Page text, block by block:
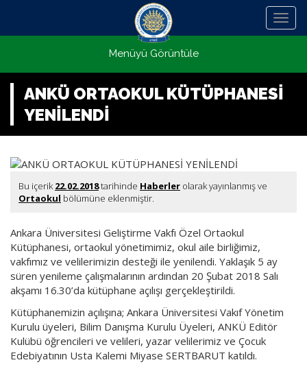
Menü
Menüyü Görüntüle
ANKÜ ORTAOKUL KÜTÜPHANESİ
YENİLENDİ
Bu içerik22.02.2018tarihinde Haberler olarak yayınlanmış ve
Ortaokul bölümüne eklenmiştir.
Ankara Üniversitesi Geliştirme Vakfı Özel Ortaokul
Kütüphanesi, ortaokul yönetimimiz, okul aile birliğimiz,
vakfımız ve velilerimizin desteği ile yenilendi. Yaklaşık 5 ay
süren yenileme çalışmalarının ardından 20 Şubat 2018 Salı
akşamı 16.30’da kütüphane açılışı gerçekleştirildi.
Kütüphanemizin açılışına; Ankara Üniversitesi Vakıf Yönetim
Kurulu üyeleri, Bilim Danışma Kurulu Üyeleri, ANKÜ Editör
Kulübü öğrencileri ve velileri, yazar velilerimiz ve Çocuk
Edebiyatının Usta Kalemi Miyase SERTBARUT katıldı.